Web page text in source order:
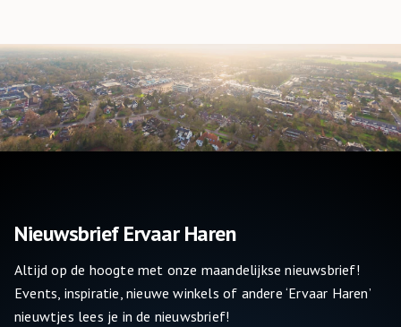
Nieuwsbrief Ervaar Haren
Altijd op de hoogte met onze maandelijkse nieuwsbrief!
Events, inspiratie, nieuwe winkels of andere ‘Ervaar Haren’
nieuwtjes lees je in de nieuwsbrief!